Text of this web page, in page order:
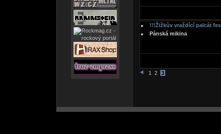
!!!Žižkův vraždící palcát
Pánská mikina
1 2 3